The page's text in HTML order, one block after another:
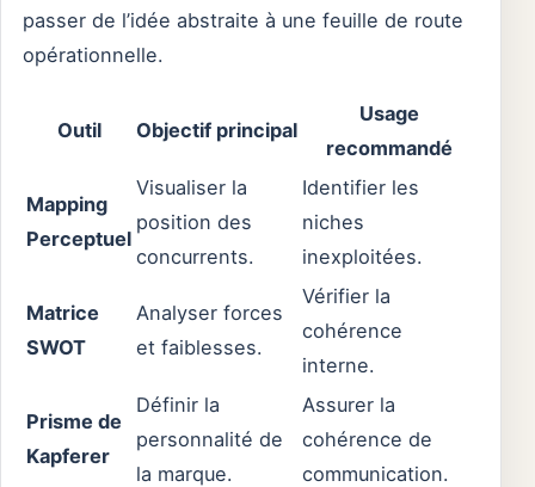
passer de l’idée abstraite à une feuille de route
opérationnelle.
Outil Objectif principal
Usage
recommandé
Mapping
Perceptuel
Visualiser la
position des
concurrents.
Identifier les
niches
inexploitées.
Matrice
SWOT
Analyser forces
et faiblesses.
Vérifier la
cohérence
interne.
Prisme de
Kapferer
Définir la
personnalité de
la marque.
Assurer la
cohérence de
communication.